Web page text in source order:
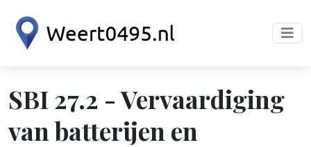
SBI 27.2 - Vervaardiging
van batterijen en